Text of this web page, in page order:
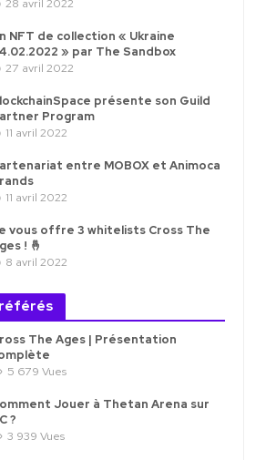
NFT de collection « Ukraine
» par The Sandbox
27 avril 2022
présente son Guild
Program
11 avril 2022
entre MOBOX et Animoca
11 avril 2022
vous offre 3 whitelists Cross The
! 🤞
8 avril 2022
The Ages | Présentation
5 679 Vues
Jouer à Thetan Arena sur
?
3 939 Vues